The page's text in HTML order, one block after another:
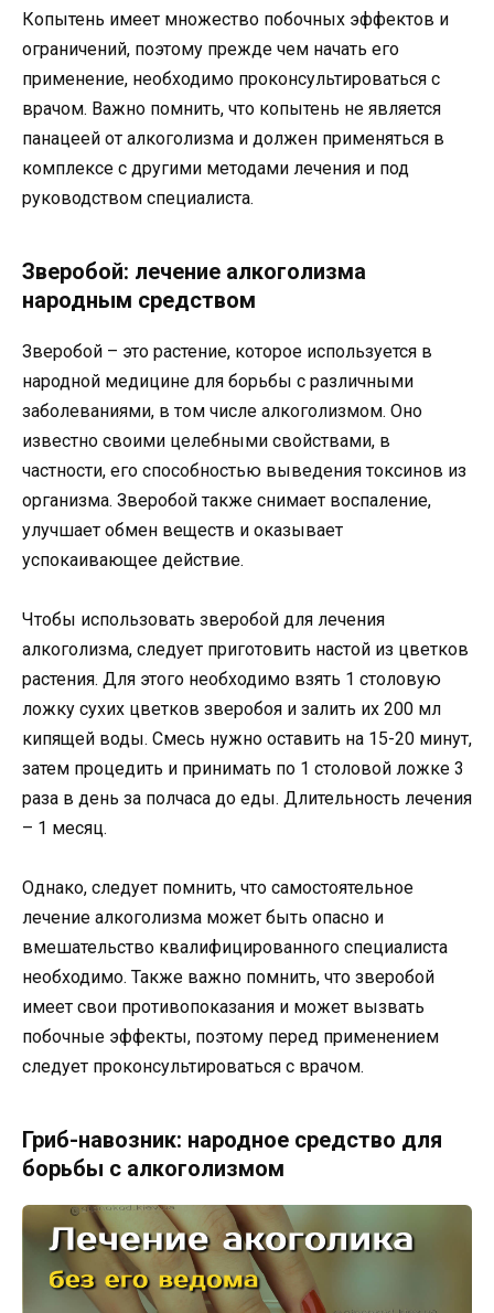
Копытень имеет множество побочных эффектов и
ограничений, поэтому прежде чем начать его
применение, необходимо проконсультироваться с
врачом. Важно помнить, что копытень не является
панацеей от алкоголизма и должен применяться в
комплексе с другими методами лечения и под
руководством специалиста.
Зверобой: лечение алкоголизма
народным средством
Зверобой – это растение, которое используется в
народной медицине для борьбы с различными
заболеваниями, в том числе алкоголизмом. Оно
известно своими целебными свойствами, в
частности, его способностью выведения токсинов из
организма. Зверобой также снимает воспаление,
улучшает обмен веществ и оказывает
успокаивающее действие.
Чтобы использовать зверобой для лечения
алкоголизма, следует приготовить настой из цветков
растения. Для этого необходимо взять 1 столовую
ложку сухих цветков зверобоя и залить их 200 мл
кипящей воды. Смесь нужно оставить на 15-20 минут,
затем процедить и принимать по 1 столовой ложке 3
раза в день за полчаса до еды. Длительность лечения
– 1 месяц.
Однако, следует помнить, что самостоятельное
лечение алкоголизма может быть опасно и
вмешательство квалифицированного специалиста
необходимо. Также важно помнить, что зверобой
имеет свои противопоказания и может вызвать
побочные эффекты, поэтому перед применением
следует проконсультироваться с врачом.
Гриб-навозник: народное средство для
борьбы с алкоголизмом